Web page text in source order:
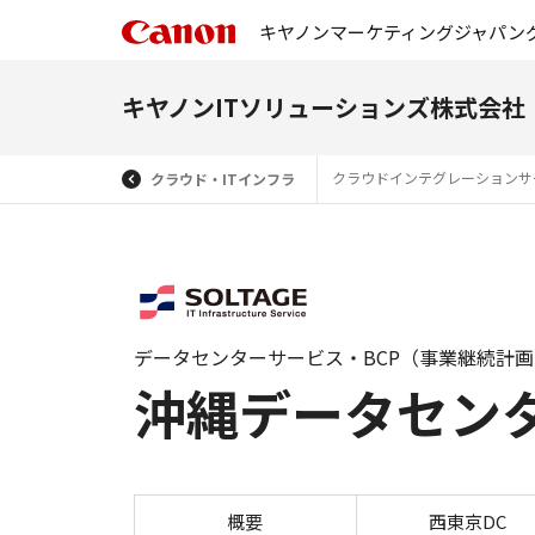
キヤノンマーケティングジャパン
キヤノンITソリューションズ株式会社
クラウド・ITインフラ クラウドインテグレーション
沖縄データセン
データセンターサービス・BCP（事業継続計
概要 西東京DC